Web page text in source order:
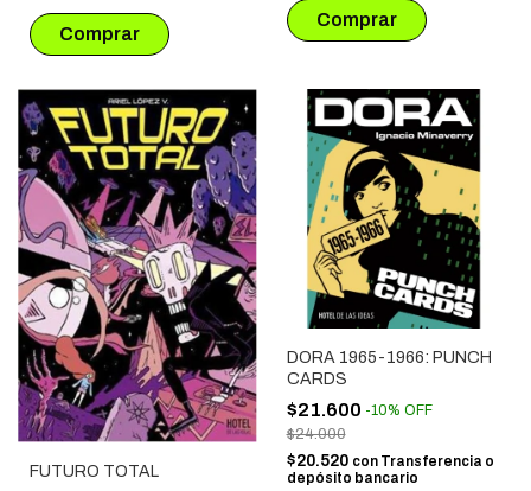
FUTURO TOTAL
DORA 1965-1966: PUNCH
CARDS
$21.600 -10% OFF
$24.000
$20.520 con Transferencia o
depósito bancario